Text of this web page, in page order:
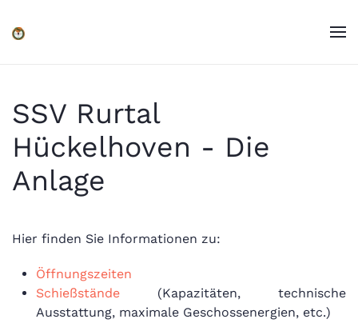
SSV Rurtal
Hückelhoven - Die
Anlage
Hier finden Sie Informationen zu:
Öffnungszeiten
Schießstände (Kapazitäten, technische
Ausstattung, maximale Geschossenergien, etc.)